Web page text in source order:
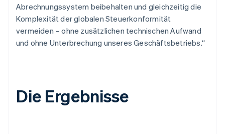
Abrechnungssystem beibehalten und gleichzeitig die
Komplexität der globalen Steuerkonformität
vermeiden – ohne zusätzlichen technischen Aufwand
und ohne Unterbrechung unseres Geschäftsbetriebs.“
Die Ergebnisse